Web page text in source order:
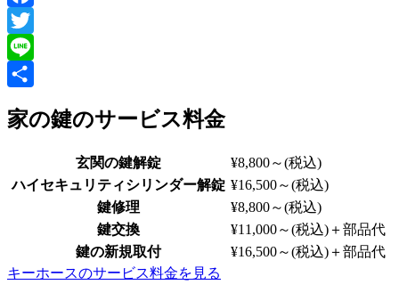
Facebook
Twitter
Line
有
家の鍵のサービス料金
玄関の鍵解錠 ¥8,800～(税込)
ハイセキュリティシリンダー解錠 ¥16,500～(税込)
鍵修理
¥8,800～(税込)
鍵交換
¥11,000～(税込)＋部品代
鍵の新規取付
¥16,500～(税込)＋部品代
キーホースのサービス料金を見る